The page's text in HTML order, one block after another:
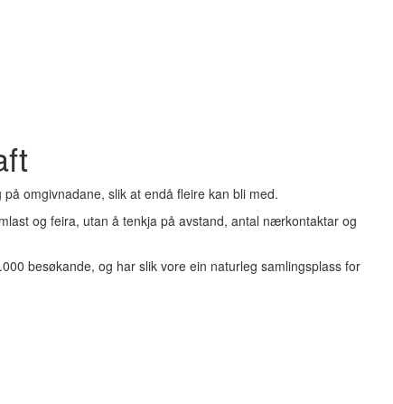
omgivnadane, slik at endå fleire kan bli med.
og feira, utan å tenkja på avstand, antal nærkontaktar og
besøkande, og har slik vore ein naturleg samlingsplass for